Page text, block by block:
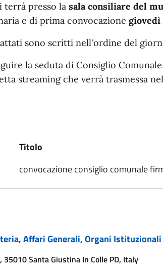
terrà presso la sala consiliare del
e di prima convocazione giovedì
sono scritti nell'ordine del
la seduta di Consiglio
streaming che verrà trasmessa
Titolo
convocazione consiglio comunale
Affari Generali, Organi Istituzionali
35010 Santa Giustina In Colle PD, Italy